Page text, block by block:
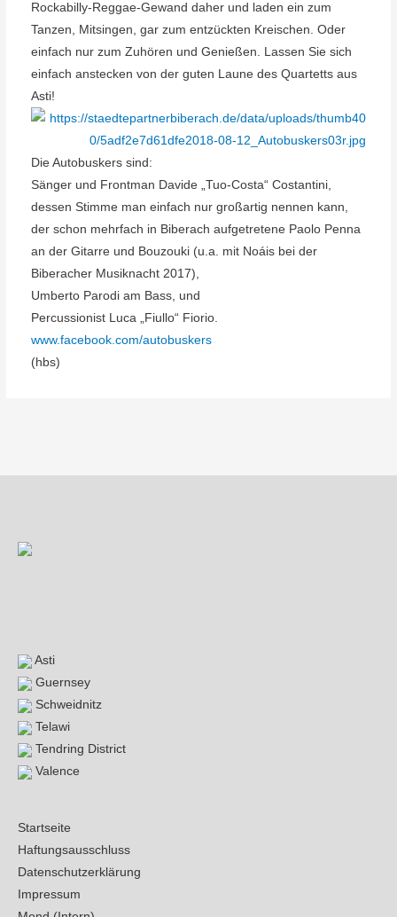
Rockabilly-Reggae-Gewand daher und laden ein zum
Tanzen, Mitsingen, gar zum entzückten Kreischen. Oder
einfach nur zum Zuhören und Genießen. Lassen Sie sich
einfach anstecken von der guten Laune des Quartetts aus
Asti!
Die Autobuskers sind:
Sänger und Frontman Davide „Tuo-Costa“ Costantini,
dessen Stimme man einfach nur großartig nennen kann,
der schon mehrfach in Biberach aufgetretene Paolo Penna
an der Gitarre und Bouzouki (u.a. mit Noáis bei der
Biberacher Musiknacht 2017),
Umberto Parodi am Bass, und
Percussionist Luca „Fiullo“ Fiorio.
www.facebook.com/autobuskers
(hbs)
Asti
Guernsey
Schweidnitz
Telawi
Tendring District
Valence
Startseite
Haftungsausschluss
Datenschutzerklärung
Impressum